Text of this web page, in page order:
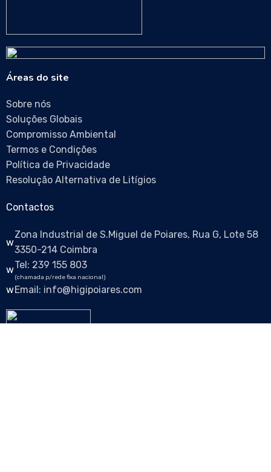
Áreas do site
Sobre nós
Soluções Globais
Compromisso Ambiental
Termos e Condições
Política de Privacidade
Resolução Alternativa de Litígios
Contactos
Zona Industrial de S.Miguel de Poiares, Rua G, Lote 58
3350-214 Coimbra
Tel: 239 155 803
(chamada p/rede fixa nacional)
Email: info@higipoiares.com